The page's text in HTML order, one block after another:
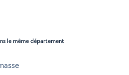
le même département